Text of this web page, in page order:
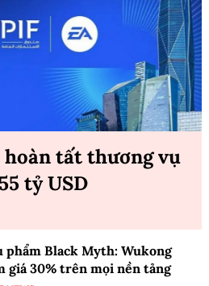
tất thương vụ
tỷ USD
phẩm Black Myth: Wukong
giá 30% trên mọi nền tảng